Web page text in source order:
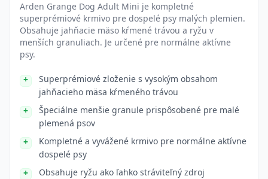
Arden Grange Dog Adult Mini je kompletné
superprémiové krmivo pre dospelé psy malých plemien.
Obsahuje jahňacie mäso kŕmené trávou a ryžu v
menších granuliach. Je určené pre normálne aktívne
psy.
Superprémiové zloženie s vysokým obsahom
jahňacieho mäsa kŕmeného trávou
Špeciálne menšie granule prispôsobené pre malé
plemená psov
Kompletné a vyvážené krmivo pre normálne aktívne
dospelé psy
Obsahuje ryžu ako ľahko stráviteľný zdroj